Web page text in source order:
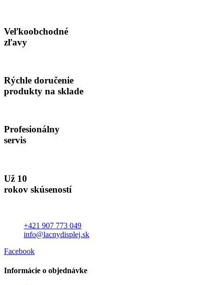
Veľkoobchodné
zľavy
Rýchle doručenie
produkty na sklade
Profesionálny
servis
Už 10
rokov skúseností
+421 907 773 049
info@lacnydisplej.sk
Facebook
Informácie o objednávke